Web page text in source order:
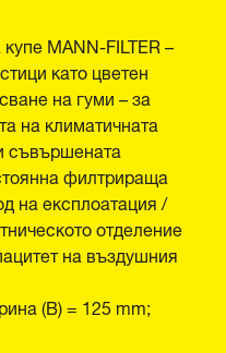
MANN-FILTER –
като цветен
на гуми – за
на климатичната
съвършената
филтрираща
на експлоатация /
отделение
на въздушния
(B) = 125 mm;